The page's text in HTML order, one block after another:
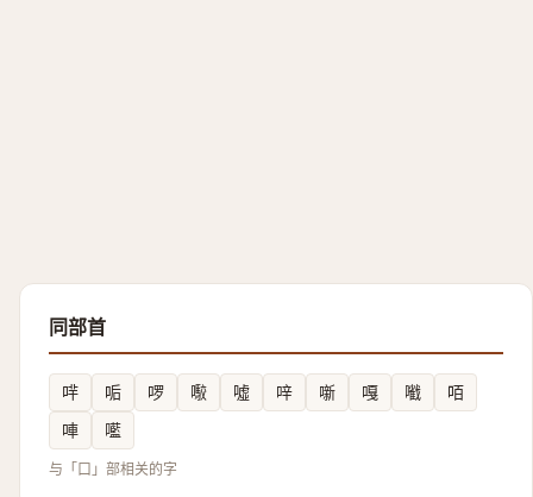
同部首
哶 㖃 啰 㘐 噓 㖕 噺 嘎 㘍
咟
唓
㘕
与「口」部相关的字